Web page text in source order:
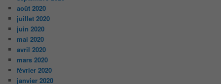
août 2020
juillet 2020
juin 2020
mai 2020
avril 2020
mars 2020
février 2020
janvier 2020